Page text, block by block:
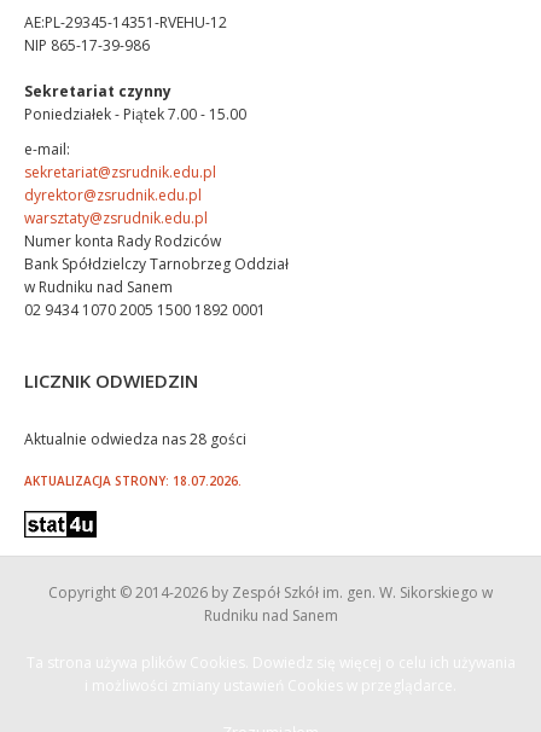
AE:PL-29345-14351-RVEHU-12
NIP 865-17-39-986
Sekretariat czynny
Poniedziałek - Piątek 7.00 - 15.00
e-mail:
sekretariat@zsrudnik.edu.pl
dyrektor@zsrudnik.edu.pl
warsztaty@zsrudnik.edu.pl
Numer konta Rady Rodziców
Bank Spółdzielczy Tarnobrzeg Oddział
w Rudniku nad Sanem
02 9434 1070 2005 1500 1892 0001
LICZNIK ODWIEDZIN
Aktualnie odwiedza nas 28 gości
AKTUALIZACJA STRONY: 18.07.2026.
Copyright © 2014-2026 by Zespół Szkół im. gen. W. Sikorskiego w
Rudniku nad Sanem